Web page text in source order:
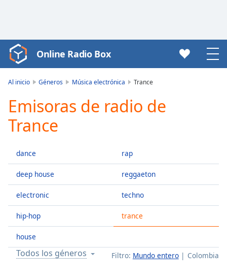
Video
Player
Play
Video
Play
Skip
Mute
Current
Time0:00
Duration-:-
Loaded:
0.00%
Stream
TypeLIVE
Online Radio Box
Al inicio Géneros Música electrónica Trance
Emisoras de radio de
Trance
dance
deep house
electronic
hip-hop
house
rap
reggaeton
techno
trance
Filtro: Mundo entero Colombia
Todos los géneros